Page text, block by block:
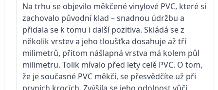
Na trhu se objevilo měkčené vinylové PVC, které si
zachovalo původní klad – snadnou údržbu a
přidala se k tomu i další pozitiva. Skládá se z
několik vrstev a jeho tloušťka dosahuje až tří
milimetrů, přitom nášlapná vrstva má kolem půl
milimetru. Tolik mívalo před lety celé PVC. O tom,
že je současné PVC měkčí, se přesvědčíte už při